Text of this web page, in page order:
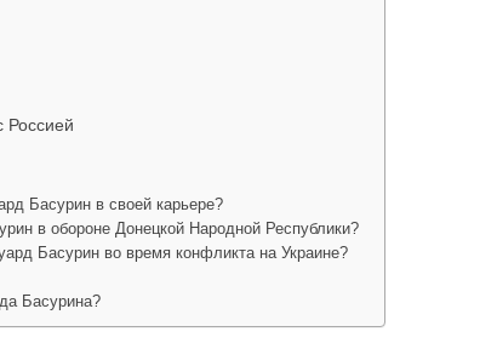
Россией
Басурин в своей карьере?
в обороне Донецкой Народной Республики?
Басурин во время конфликта на Украине?
Басурина?